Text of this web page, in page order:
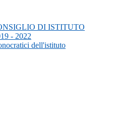
DI ISTITUTO
- 2022
dell'istituto